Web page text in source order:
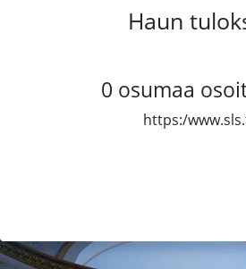
Haun
0 osumaa
https:/